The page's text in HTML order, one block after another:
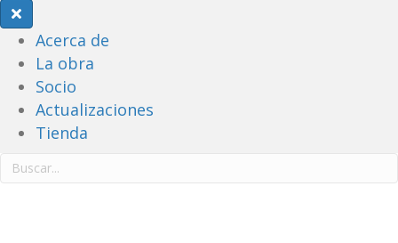
Acerca de
La obra
Socio
Actualizaciones
Tienda